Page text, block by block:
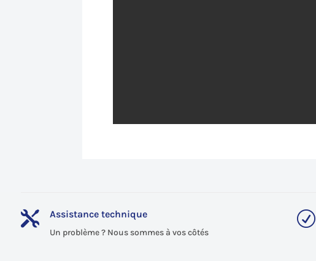
 Assistance technique
Un problème ? Nous sommes à vos côtés
R